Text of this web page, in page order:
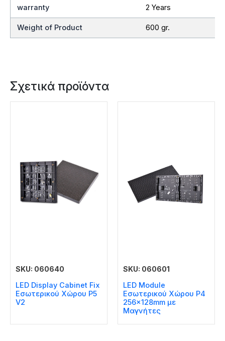
warranty 2 Years
Weight of Product 600 gr.
Σχετικά προϊόντα
SKU: 060640
LED Display Cabinet Fix
Εσωτερικού Χώρου P5
V2
SKU: 060601
LED Module
Εσωτερικού Χώρου P4
256x128mm με
Μαγνήτες